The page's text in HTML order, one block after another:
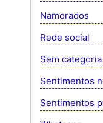
Namorados
Rede social
Sem categoria
Sentimentos
Sentimentos